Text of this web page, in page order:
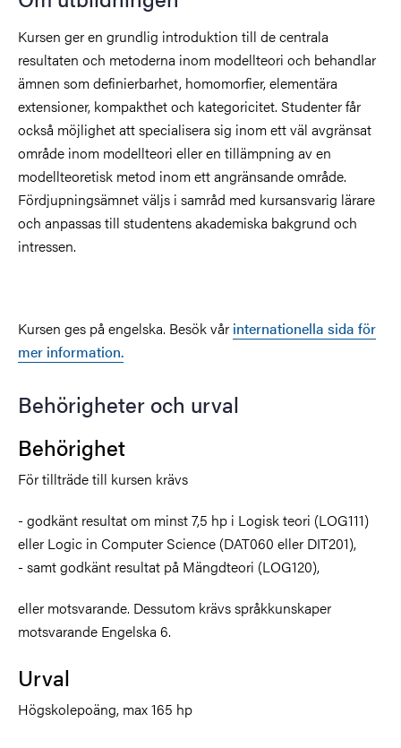
Kursen ger en grundlig introduktion till de centrala
resultaten och metoderna inom modellteori och behandlar
ämnen som definierbarhet, homomorfier, elementära
extensioner, kompakthet och kategoricitet. Studenter får
också möjlighet att specialisera sig inom ett väl avgränsat
område inom modellteori eller en tillämpning av en
modellteoretisk metod inom ett angränsande område.
Fördjupningsämnet väljs i samråd med kursansvarig lärare
och anpassas till studentens akademiska bakgrund och
intressen.
Kursen ges på engelska. Besök vår internationella sida för
mer information.
Behörigheter och urval
Behörighet
För tillträde till kursen krävs
- godkänt resultat om minst 7,5 hp i Logisk teori (LOG111)
eller Logic in Computer Science (DAT060 eller DIT201),
- samt godkänt resultat på Mängdteori (LOG120),
eller motsvarande. Dessutom krävs språkkunskaper
motsvarande Engelska 6.
Urval
Högskolepoäng, max 165 hp